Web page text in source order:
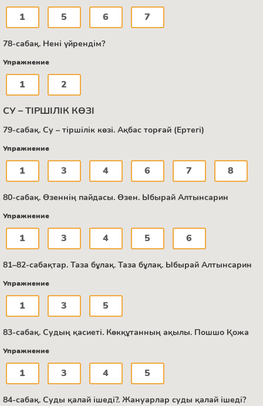
1 5 6 7
78-сабақ. Нені үйрендім?
Упражнение
1 2
СУ – ТІРШІЛІК КӨЗІ
79-сабақ. Су – тіршілік көзі. Ақбас торғай (Ертегі)
Упражнение
1 3 4 6 7 8
80-сабақ. Өзеннің пайдасы. Өзен. Ыбырай Алтынсарин
Упражнение
1 3 4 5 6
81–82-сабақтар. Таза бұлақ. Таза бұлақ. Ыбырай Алтынсарин
Упражнение
1 3 5
83-сабақ. Судың қасиеті. Көкқұтанның ақылы. Пошшо Қожа
Упражнение
1 3 4 5
84-сабақ. Суды қалай ішеді?. Жануарлар суды қалай ішеді?